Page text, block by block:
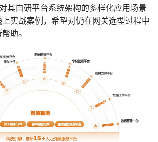
其自研平台系统架构的多样化应用场景
实战案例，希望对仍在网关选型过程中
助。